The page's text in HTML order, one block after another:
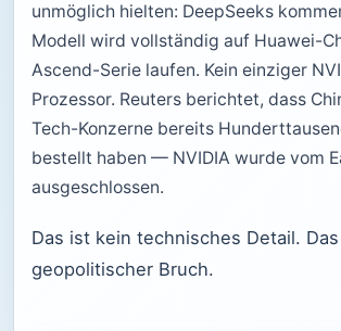
unmöglich hielten: DeepSeeks
Modell wird vollständig auf Huawei-
Ascend-Serie laufen. Kein einziger
Prozessor. Reuters berichtet, dass
Tech-Konzerne bereits
bestellt haben — NVIDIA wurde vom
ausgeschlossen.
Das ist kein technisches Detail.
geopolitischer Bruch.